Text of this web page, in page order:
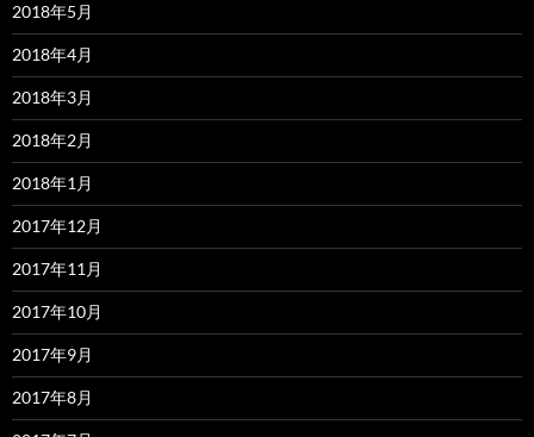
2018年5月
2018年4月
2018年3月
2018年2月
2018年1月
2017年12月
2017年11月
2017年10月
2017年9月
2017年8月